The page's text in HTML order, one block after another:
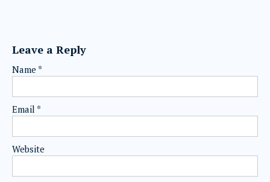
Leave a Reply
Name *
Email *
Website